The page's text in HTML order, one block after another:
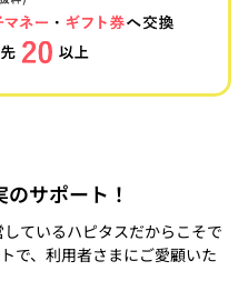
サポート！
ているハピタスだからこそで
で、利用者さまにご愛顧いた